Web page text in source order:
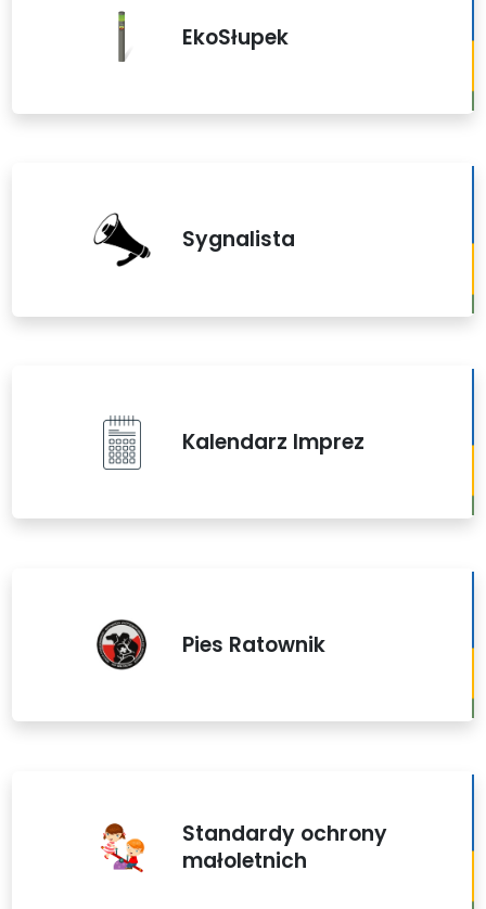
EkoSłupek
Sygnalista
Kalendarz Imprez
Pies Ratownik
Standardy ochrony
małoletnich